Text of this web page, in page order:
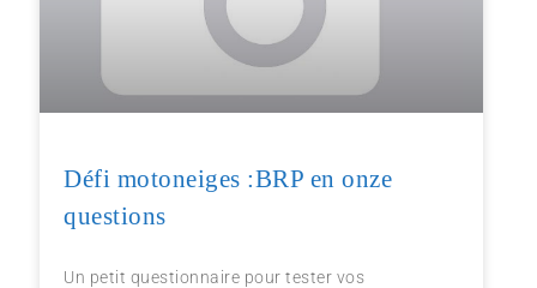
Défi motoneiges :BRP en onze
questions
Un petit questionnaire pour tester vos